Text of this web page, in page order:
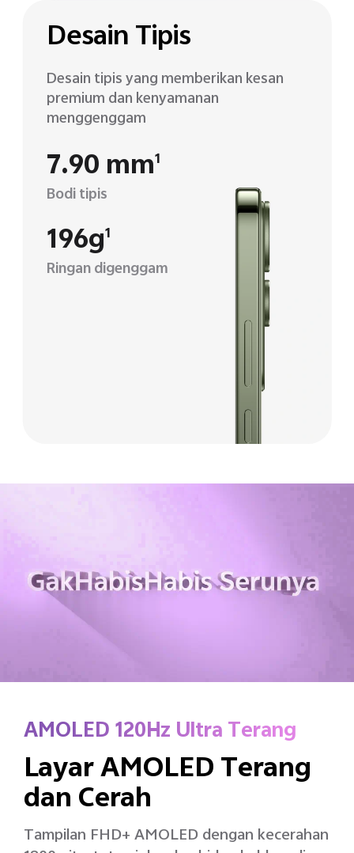
Desain Tipis
Desain tipis yang memberikan kesan
premium dan kenyamanan
menggenggam
7.90 mm1
Bodi tipis
196g1
Ringan digenggam
AMOLED 120Hz Ultra Terang
Layar AMOLED Terang
dan Cerah
Tampilan FHD+ AMOLED dengan kecerahan